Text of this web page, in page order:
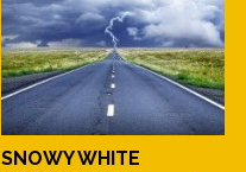
SNOWY WHITE